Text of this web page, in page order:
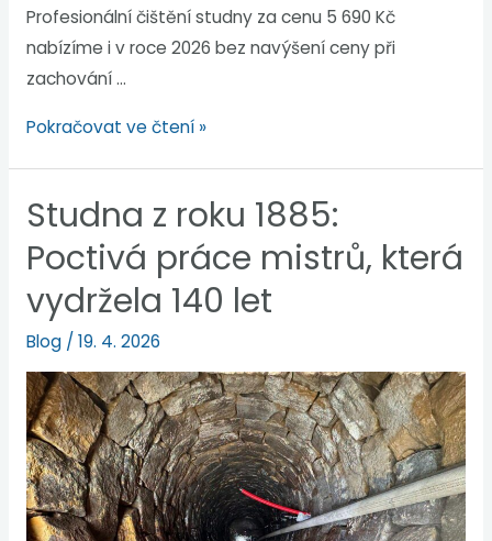
Profesionální čištění studny za cenu 5 690 Kč
nabízíme i v roce 2026 bez navýšení ceny při
zachování …
Pokračovat ve čtení »
Studna z roku 1885:
Poctivá práce mistrů, která
vydržela 140 let
Blog/ 19. 4. 2026